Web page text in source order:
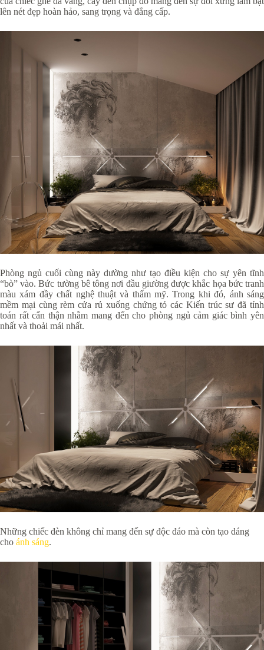
lên nét đẹp hoàn hảo, sang trọng và đẳng cấp.
Phòng ngủ cuối cùng này dường như tạo điều kiện cho sự yên tĩnh
“bò” vào. Bức tường bê tông nơi đầu giường được khắc họa bức tranh
màu xám đầy chất nghệ thuật và thẩm mỹ. Trong khi đó, ánh sáng
mềm mại cùng rèm cửa rủ xuống chứng tỏ các Kiến trúc sư đã tính
toán rất cẩn thận nhằm mang đến cho phòng ngủ cảm giác bình yên
nhất và thoải mái nhất.
Những chiếc đèn không chỉ mang đến sự độc đáo mà còn tạo dáng
cho ánh sáng.